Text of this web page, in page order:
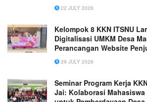
22 JULY 2026
Kelompok 8 KKN ITSNU
Digitalisasi UMKM Desa
Perancangan Website
29 JULY 2026
Seminar Program Kerja
Jai: Kolaborasi